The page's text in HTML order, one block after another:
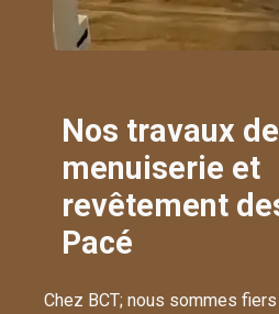
Nos travaux de
menuiserie et
revêtement
Pacé
Chez BCT; nous sommes